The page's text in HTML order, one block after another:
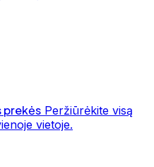
prekės Peržiūrėkite visą
vietoje.